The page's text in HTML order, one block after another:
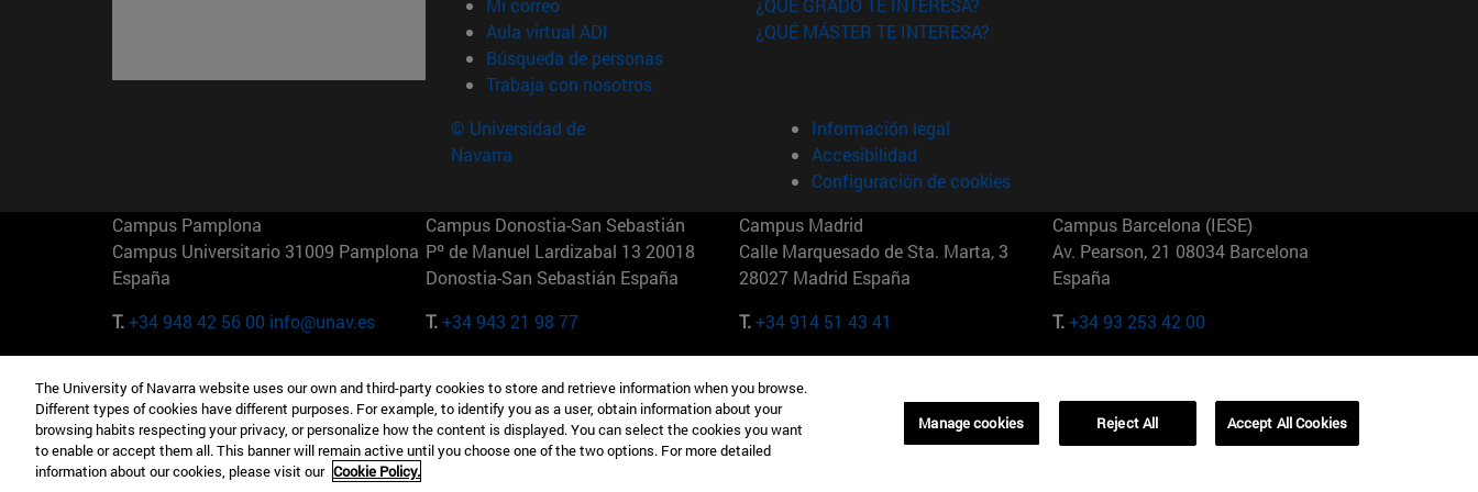
Mi correo
Aula virtual ADI (abre en nueva ventana)
Búsqueda de personas(abre en nueva ventana)
Trabaja con nosotros(abre en nueva ventana)
¿QUÉ GRADO TE INTERESA?
¿QUÉ MÁSTER TE INTERESA?
© Universidad de
Navarra
Información legal
Accesibilidad
Configuración de cookies
Campus Pamplona
Campus Universitario 31009 Pamplona
España
T.+34 948 42 56 00 info@unav.es
Campus Donostia-San Sebastián
Pº de Manuel Lardizabal 13 20018
Donostia-San Sebastián España
T.+34 943 21 98 77
Campus Madrid
Calle Marquesado de Sta. Marta, 3
28027 Madrid España
T.+34 914 51 43 41
Campus Barcelona (IESE)
Av. Pearson, 21 08034 Barcelona
España
T.+34 93 253 42 00
Camino del Cerro Águila 3 28023
Madrid España
T.+34 912 11 30 00
165 W 57th St 10019-2201 Nueva York
EE.UU
T.+1 646 346 8850
Maria-Theresia-Straße 15 81675
Múnich Alemania
T.+49 89 24209790
01321001 Bela Vista Brasil
The University of Navarra website uses our own and third-party cookies to store and retrieve information when you browse.
Different types of cookies have different purposes. For example, to identify you as a user, obtain information about your
browsing habits respecting your privacy, or personalize how the content is displayed. You can select the cookies you want
to enable or accept them all. This banner will remain active until you choose one of the two options. For more detailed
information about our cookies, please visit our Cookie Policy.
Manage cookies Reject All Accept All Cookies